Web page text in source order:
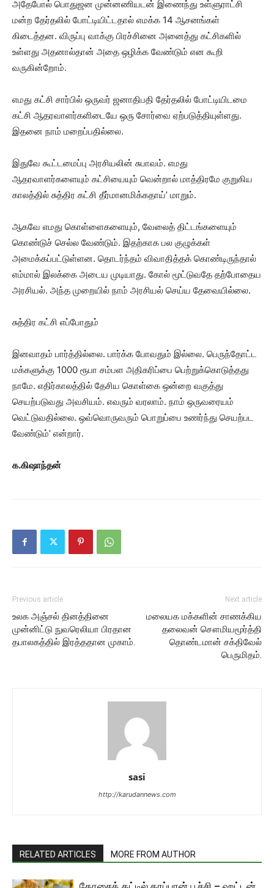
அதேபோல் பொதுஜன முன்னணியடன் இணைந்து உள்ளுராட்சி
மன்ற தேர்தலில் போட்டியிட்டதால் எமக்க 14 ஆசனங்கள்
கிடைத்தன. விருப்பு வாக்கு பிரச்சினை அனைத்து கட்சிகளில்
உள்ளது அதனால்தான் அதை ஒழிக்க வேண்டும் என கூறி
வருகின்றோம்.
எமது கட்சி சார்பில் ஒருவர் ஜனாதிபதி தேர்தலில் போட்டியிடமை
கட்சி ஆதரவாளர்களிடையே ஒரு சோர்வை ஏற்படுத்தியுள்ளது.
இதனை நாம் மறைப்பதில்லை.
இதுவே கூட்டமைப்பு அரசியலின் சுபாவம். எமது
ஆதரவாளர்களையும் கட்சியையும் வென்றால் மாத்திரமே குறுகிய
காலத்தில் சுத்திர கட்சி தீர்மானமிக்கதாய்’ மாறும்.
ஆகவே எமது கொள்ளைகளையும், வேலைத் திட்டங்களையும்
கொண்டுச் செல்ல வேண்டும். இதற்காக பல குழுக்கள்
அமைக்கப்பட்டுள்ளன. தொடர்ந்தம் விவாதித்தக் கொண்டிருந்தால்
எம்மால் இலக்கை அடைய முடியாது. கோல் மூட்டுவதே தற்போதைய
அரசியல். அந்த முறையில் நாம் அரசியல் செய்ய தேவையில்லை.
சுத்திர கட்சி எப்போதும்
இனவாதம் பார்த்தில்லை. பார்க்க போவதும் இல்லை. பெருந்தோட்ட
மக்களுக்கு 1000 ரூபா சம்பள அதிகரிப்பை பெற்றுக்கொடுத்தது
நாமே. எதிர்காலத்தில் தேசிய கொள்கை ஒன்றை வகுத்து
செயற்படுவது அவசியம். எவரும் வரலாம். நாம் ஒருவரையம்
வெட்டுவதில்லை. ஒவ்வொருவரும் பொறுப்பை உணர்ந்து செயற்பட
வேண்டும்’ என்றார்.
க.கிஷாந்தன்
Previous article
உலக அஞ்சல் தினத்தினை
முன்னிட்டு நுவரெலியா பிரதான
தபாலகத்தில் இரத்ததான முகாம்.
Next article
மலையக மக்களின் சாணக்கிய
தலைவன் சௌமியமூர்த்தி
தொண்டமான் சக்திவேல்
பெருமிதம்.
sasi
http://karudannews.com
RELATED ARTICLES MORE FROM AUTHOR